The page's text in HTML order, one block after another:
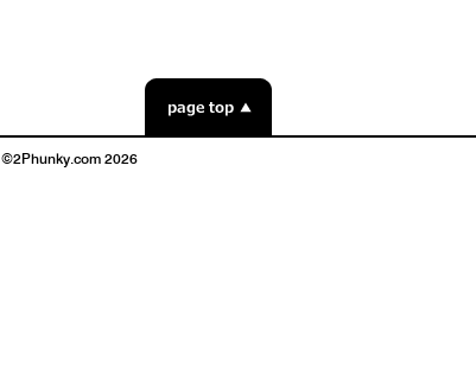
©2Phunky.com 2026